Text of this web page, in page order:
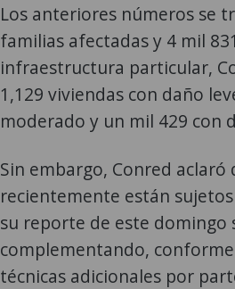
Los anteriores números se
familias afectadas y 4 mil
infraestructura particular,
1,129 viviendas con daño
moderado y un mil 429 con
Sin embargo, Conred
recientemente están
su reporte de este domingo
complementando,
técnicas adicionales por